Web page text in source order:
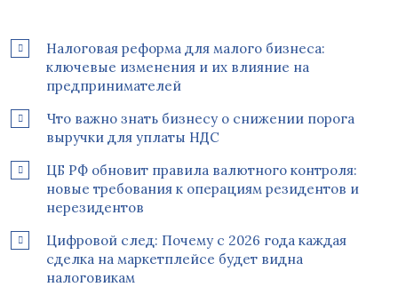
Налоговая реформа для малого бизнеса:
ключевые изменения и их влияние на
предпринимателей
Что важно знать бизнесу о снижении порога
выручки для уплаты НДС
ЦБ РФ обновит правила валютного контроля:
новые требования к операциям резидентов и
нерезидентов
Цифровой след: Почему с 2026 года каждая
сделка на маркетплейсе будет видна
налоговикам